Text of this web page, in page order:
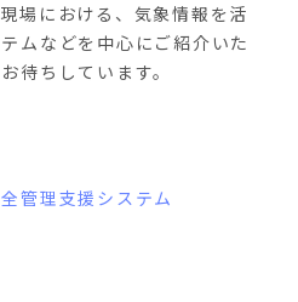
場における、 気象情報を活
ム などを中心にご紹介いた
待ちしています。
管理支援システム